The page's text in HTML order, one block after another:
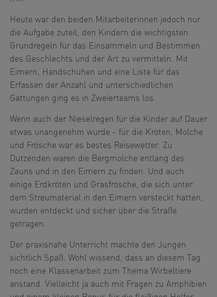
Heute war den beiden Mitarbeiterinnen jedoch nur
die Aufgabe zuteil, den Kindern die wichtigsten
Grundregeln für das Einsammeln und Bestimmen
des Geschlechts und der Art zu vermitteln. Mit
Eimern, Handschuhen und eine Liste für das
Erfassen der Anzahl und unterschiedlichen
Gattungen ging es in Zweierteams los.
Wenn auch der Nieselregen für die Kinder auf Dauer
etwas unangenehm wurde - für die Kröten, Molche
und Frösche war es bestes Reisewetter. Zu
Dutzenden waren die Bergmolche entlang des
Zauns und in den Eimern zu finden. Und auch
einige Erdkröten und Grasfrösche, die sich unter
dem Streumaterial in den Eimern versteckt hatten,
wurden entdeckt und sicher über die Straße
getragen.
Der praxisnahe Unterricht machte den Jungen
sichtlich Spaß. Wohl wissend, dass an diesem Tag
noch eine Klassenarbeit zum Thema Wirbeltiere
anstand. Vielleicht ja auch mit Fragen zu Amphibien